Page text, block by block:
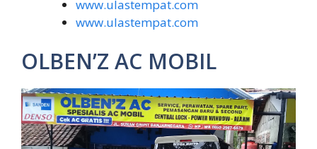
www.ulastempat.com
www.ulastempat.com
OLBEN’Z AC MOBIL